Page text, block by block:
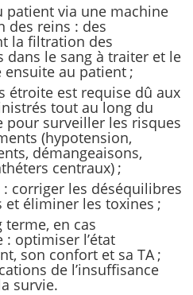
patient via une machine
des reins : des
la filtration des
dans le sang à traiter et le
au patient ;
étroite est requise dû aux
tout au long du
pour surveiller les risques
(hypotension,
démangeaisons,
centraux) ;
corriger les déséquilibres
éliminer les toxines ;
en cas
: optimiser l’état
son confort et sa TA ;
de l’insuffisance
survie.